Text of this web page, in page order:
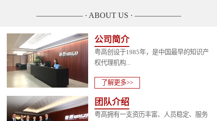
—————— · ABOUT US · ——————
公司简介
粤高创设于1985年，是中国最早的知识产
权代理机构...
了解更多>>
团队介绍
粤高拥有一支资历丰富、人员稳定、服务